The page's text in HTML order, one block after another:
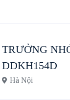
TRƯỞNG
DDKH154D
Hà Nội